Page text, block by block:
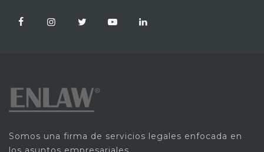
Somos una firma de servicios legales enfocada en